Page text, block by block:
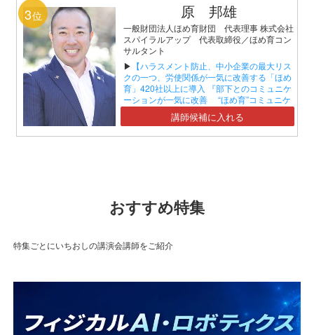
3位 原 邦雄
一般財団法人ほめ育財団 代表理事 株式会社
スパイラルアップ 代表取締役／ほめ育コン
サルタント
▶ 【ハラスメント防止、中小企業の最大リス
クの一つ、労使関係が一気に改善する「ほめ
育」420社以上に導入 『部下とのコミュニケ
ーションが一気に改善 “ほめ育”コミュニケ
ーションセミナー』】講師候補に入れる
おすすめ特集
特集ごとにいちおしの講演会講師をご紹介